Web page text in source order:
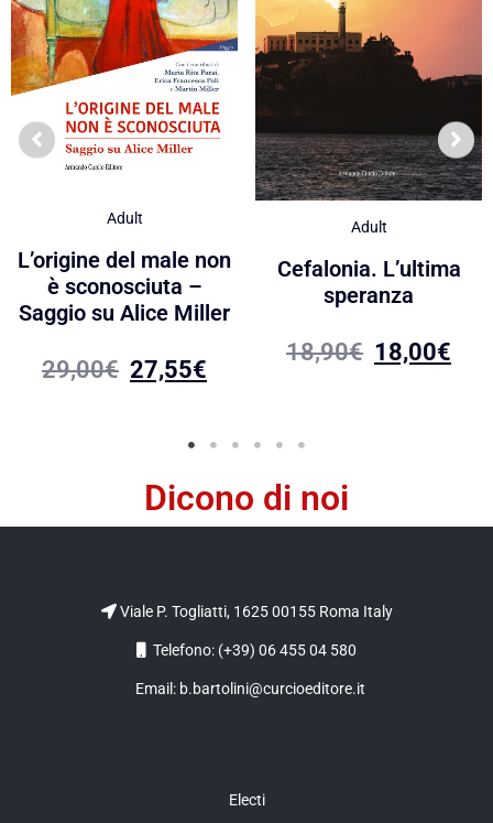
Adult
L’origine del male non
è sconosciuta –
Saggio su Alice Miller
29,00€ 27,55€
Adult
Cefalonia. L’ultima
speranza
18,90€ 18,00€
Dicono di noi
Viale P. Togliatti, 1625 00155 Roma Italy
Telefono: (+39) 06 455 04 580
Email: b.bartolini@curcioeditore.it
Electi